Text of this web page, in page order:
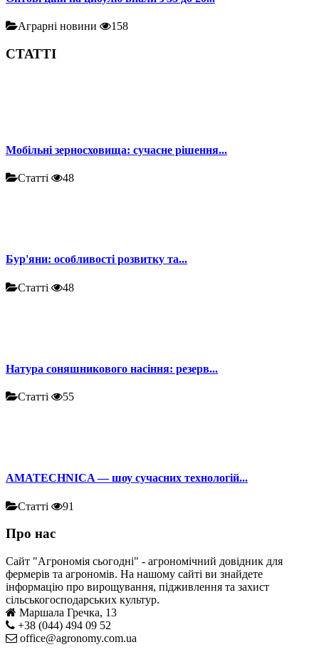
Аграрні новини 158
СТАТТІ
Мобільні зерносховища: сучасне рішення...
Статті 48
Бур'яни: особливості розвитку та...
Статті 48
Натура соняшникового насіння: резерв...
Статті 55
AMATECHNICA — шоу сучасних технологій...
Статті 91
Про нас
Сайт "Агрономія сьогодні" - агрономічний довідник для
фермерів та агрономів. На нашому сайті ви знайдете
інформацію про вирощування, підживлення та захист
сільськогосподарських культур.
Маршала Гречка, 13
+38 (044) 494 09 52
office@agronomy.com.ua